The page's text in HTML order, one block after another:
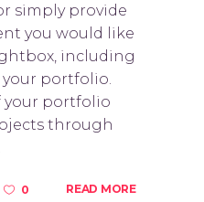
simply provide
you would like
including
your portfolio.
your portfolio
through
0 READ MORE